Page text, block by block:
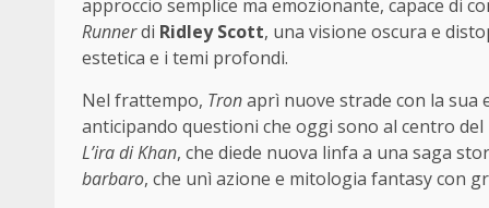
approccio semplice ma emozionante, capace di
Runnerdi Ridley Scott, una visione oscura e
estetica e i temi profondi.
Nel frattempo, Tronaprì nuove strade con la sua
anticipando questioni che oggi sono al centro
L’ira di Khan, che diede nuova linfa a una saga
barbaro, che unì azione e mitologia fantasy con